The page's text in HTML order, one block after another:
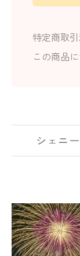
特定商取
この商品
シェニ